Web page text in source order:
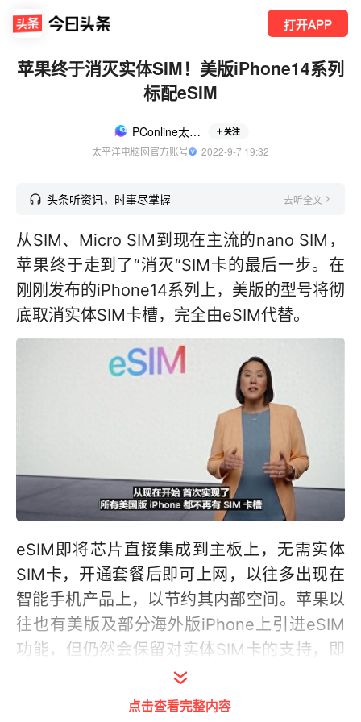
打开APP
苹果终于消灭实体SIM！美版iPhone14系列
标配eSIM
PConline太平洋科技 关注
太平洋电脑网官方账号
  2022-9-7 19:32
头条听资讯，时事尽掌握 去听全文
从SIM、Micro SIM到现在主流的nano SIM，
苹果终于走到了“消灭“SIM卡的最后一步。在
刚刚发布的iPhone14系列上，美版的型号将彻
底取消实体SIM卡槽，完全由eSIM代替。
eSIM即将芯片直接集成到主板上，无需实体
SIM卡，开通套餐后即可上网，以往多出现在
智能手机产品上，以节约其内部空间。苹果以
往也有美版及部分海外版iPhone上引进eSIM
功能，但仍然会保留对实体SIM卡的支持，即
实体SIM+eSIM的组合。
点击查看完整内容